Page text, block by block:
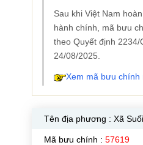
Sau khi Việt Nam
hành chính, mã bưu
theo Quyết định 2234/
24/08/2025.
Xem mã bưu chính
Tên địa phương : Xã
Mã bưu chính : 57619